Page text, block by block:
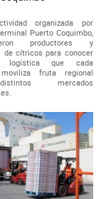
organizada por
Puerto Coquimbo,
productores y
de cítricos para conocer
logística que cada
fruta regional
mercados